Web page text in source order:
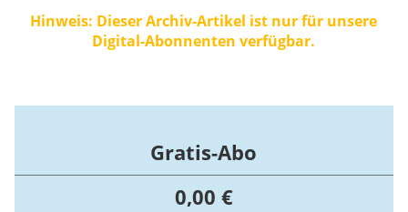
Diskriminierung oder Gewalt ausgesetzt sind.
Hinweis: Dieser Archiv-Artikel ist nur für unsere
Digital-Abonnenten verfügbar.
Gratis-Abo
0,00 €